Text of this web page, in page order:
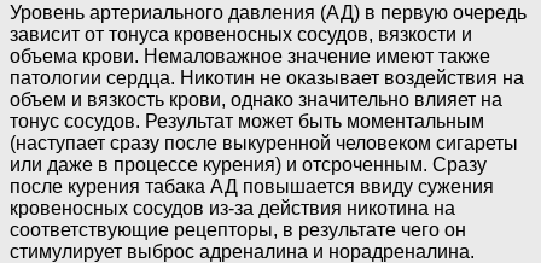
Уровень артериального давления (АД) в первую очередь
зависит от тонуса кровеносных сосудов, вязкости и
объема крови. Немаловажное значение имеют также
патологии сердца. Никотин не оказывает воздействия на
объем и вязкость крови, однако значительно влияет на
тонус сосудов. Результат может быть моментальным
(наступает сразу после выкуренной человеком сигареты
или даже в процессе курения) и отсроченным. Сразу
после курения табака АД повышается ввиду сужения
кровеносных сосудов из-за действия никотина на
соответствующие рецепторы, в результате чего он
стимулирует выброс адреналина и норадреналина.